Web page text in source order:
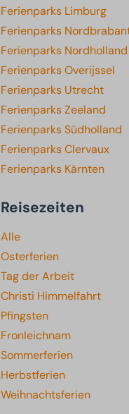
Ferienparks Limburg
Ferienparks
Ferienparks Nordholland
Ferienparks Overijssel
Ferienparks Utrecht
Ferienparks Zeeland
Ferienparks Südholland
Ferienparks Clervaux
Ferienparks Kärnten
Reisezeiten
Alle
Osterferien
Tag der Arbeit
Christi Himmelfahrt
Pfingsten
Fronleichnam
Sommerferien
Herbstferien
Weihnachtsferien